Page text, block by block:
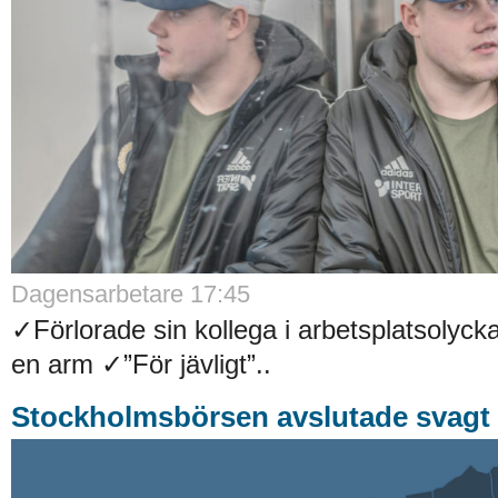
Dagensarbetare 17:45
✓Förlorade sin kollega i
en arm ✓”För jävligt”..
Stockholmsbörsen avslutade svagt